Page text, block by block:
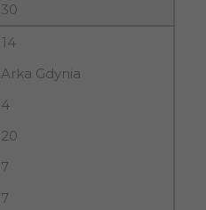
30
14
Arka Gdynia
4
20
7
7